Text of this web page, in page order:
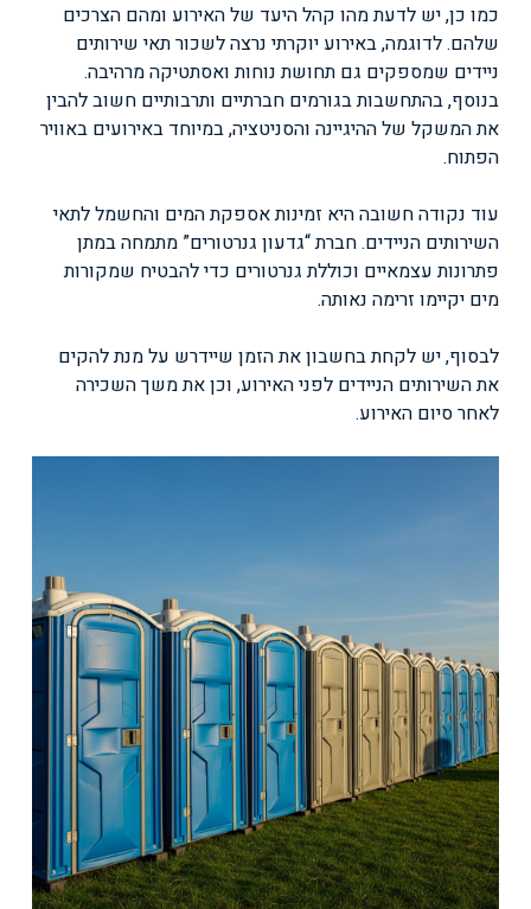
כמו כן, יש לדעת מהו קהל היעד של האירוע ומהם הצרכים
שלהם. לדוגמה, באירוע יוקרתי נרצה לשכור תאי שירותים
ניידים שמספקים גם תחושת נוחות ואסתטיקה מרהיבה.
בנוסף, בהתחשבות בגורמים חברתיים ותרבותיים חשוב להבין
את המשקל של ההיגיינה והסניטציה, במיוחד באירועים באוויר
הפתוח.
עוד נקודה חשובה היא זמינות אספקת המים והחשמל לתאי
השירותים הניידים. חברת “גדעון גנרטורים” מתמחה במתן
פתרונות עצמאיים וכוללת גנרטורים כדי להבטיח שמקורות
מים יקיימו זרימה נאותה.
לבסוף, יש לקחת בחשבון את הזמן שיידרש על מנת להקים
את השירותים הניידים לפני האירוע, וכן את משך השכירה
לאחר סיום האירוע.